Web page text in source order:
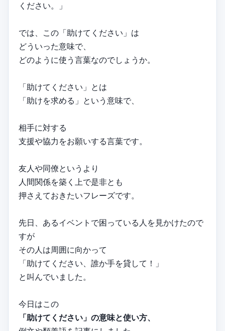
ください。」
では、この「助けてください」は
どういった意味で、
どのように使う言葉なのでしょうか。
「助けてください」とは
「助けを求める」という意味で、
相手に対する
支援や協力をお願いする言葉です。
友人や同僚というより
人間関係を築く上で是非とも
押さえておきたいフレーズです。
先日、あるイベントで困っている人を見かけたので
すが
その人は周囲に向かって
「助けてください、誰か手を貸して！」
と叫んでいました。
今日はこの
「助けてください」の意味と使い方、